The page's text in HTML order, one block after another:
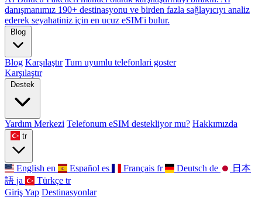
danışmanımız 190+ destinasyonu ve birden fazla sağlayıcıyı analiz
ederek seyahatiniz için en ucuz eSIM'i bulur.
Blog
Blog Karşılaştır Tum uyumlu telefonlari goster
Karşılaştır
Destek
Yardım Merkezi Telefonum eSIM destekliyor mu? Hakkımızda
tr
English en Español es Français fr Deutsch de
日本
語 ja Türkçe tr
Giriş Yap Destinasyonlar